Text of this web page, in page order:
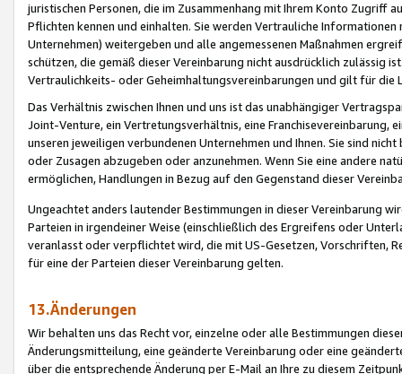
juristischen Personen, die im Zusammenhang mit Ihrem Konto
Pflichten kennen und einhalten. Sie werden Vertrauliche
Unternehmen) weitergeben und alle angemessenen Maßnahmen
schützen, die gemäß dieser Vereinbarung nicht ausdrücklich zulässig
Vertraulichkeits- oder Geheimhaltungsvereinbarungen und gilt für die
Das Verhältnis zwischen Ihnen und uns ist das unabhängiger
Joint-Venture, ein Vertretungsverhältnis, eine Franchisevereinbarung,
unseren jeweiligen verbundenen Unternehmen und Ihnen. Sie sind
oder Zusagen abzugeben oder anzunehmen. Wenn Sie eine andere
ermöglichen, Handlungen in Bezug auf den Gegenstand dieser
Ungeachtet anders lautender Bestimmungen in dieser Vereinbarung
Parteien in irgendeiner Weise (einschließlich des Ergreifens oder
veranlasst oder verpflichtet wird, die mit US-Gesetzen, Vorschriften,
für eine der Parteien dieser Vereinbarung gelten.
13.Änderungen
Wir behalten uns das Recht vor, einzelne oder alle Bestimmungen
Änderungsmitteilung, eine geänderte Vereinbarung oder eine
über die entsprechende Änderung per E-Mail an Ihre zu diesem